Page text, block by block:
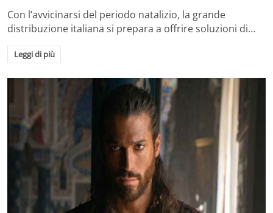
Con l’avvicinarsi del periodo natalizio, la grande
distribuzione italiana si prepara a offrire soluzioni di…
Leggi di più